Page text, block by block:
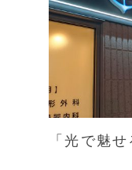
「光で魅